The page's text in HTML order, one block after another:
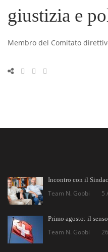
giustizia e
Membro del Comitato
Incontro con il
Team N. Gobbi 5
Primo agosto: il
Team N. Gobbi